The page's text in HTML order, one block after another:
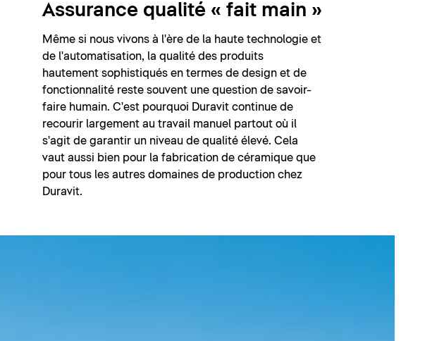
Assurance qualité « fait main »
Même si nous vivons à l'ère de la haute technologie et
de l'automatisation, la qualité des produits
hautement sophistiqués en termes de design et de
fonctionnalité reste souvent une question de savoir-
faire humain. C'est pourquoi Duravit continue de
recourir largement au travail manuel partout où il
s'agit de garantir un niveau de qualité élevé. Cela
vaut aussi bien pour la fabrication de céramique que
pour tous les autres domaines de production chez
Duravit.